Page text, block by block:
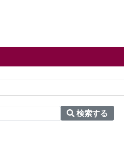
検索する